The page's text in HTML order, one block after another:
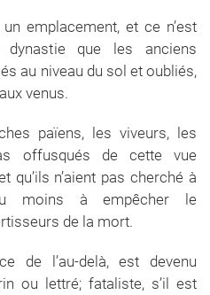
emplacement, et ce n’est
dynastie que les anciens
au niveau du sol et oubliés,
venus.
païens, les viveurs, les
offusqués de cette vue
qu’ils n’aient pas cherché à
moins à empêcher le
de la mort.
de l’au-delà, est devenu
ou lettré; fataliste, s’il est